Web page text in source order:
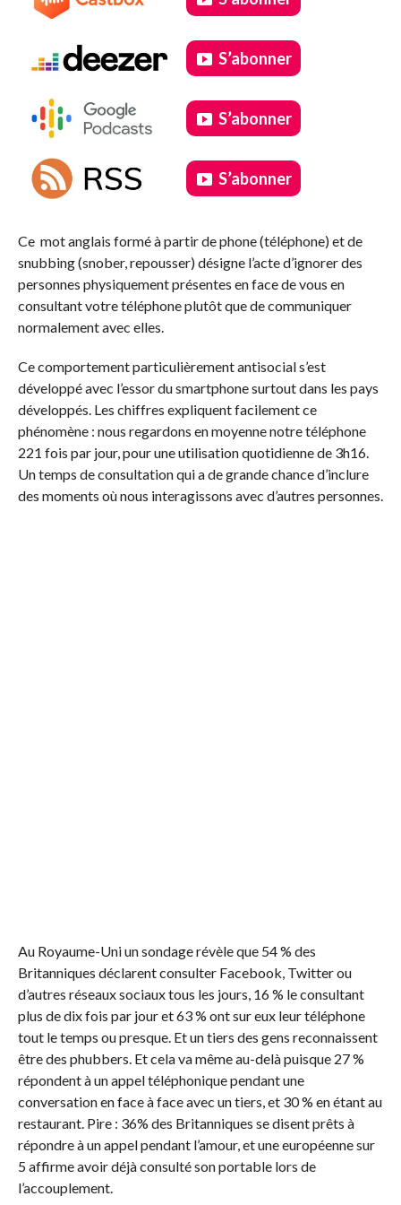
S’abonner
S’abonner
S’abonner
Ce mot anglais formé à partir de phone (téléphone) et de
snubbing (snober, repousser) désigne l’acte d’ignorer des
personnes physiquement présentes en face de vous en
consultant votre téléphone plutôt que de communiquer
normalement avec elles.
Ce comportement particulièrement antisocial s’est
développé avec l’essor du smartphone surtout dans les pays
développés. Les chiffres expliquent facilement ce
phénomène : nous regardons en moyenne notre téléphone
221 fois par jour, pour une utilisation quotidienne de 3h16.
Un temps de consultation qui a de grande chance d’inclure
des moments où nous interagissons avec d’autres personnes.
Au Royaume-Uni un sondage révèle que 54 % des
Britanniques déclarent consulter Facebook, Twitter ou
d’autres réseaux sociaux tous les jours, 16 % le consultant
plus de dix fois par jour et 63 % ont sur eux leur téléphone
tout le temps ou presque. Et un tiers des gens reconnaissent
être des phubbers. Et cela va même au-delà puisque 27 %
répondent à un appel téléphonique pendant une
conversation en face à face avec un tiers, et 30 % en étant au
restaurant. Pire : 36% des Britanniques se disent prêts à
répondre à un appel pendant l’amour, et une européenne sur
5 affirme avoir déjà consulté son portable lors de
l’accouplement.